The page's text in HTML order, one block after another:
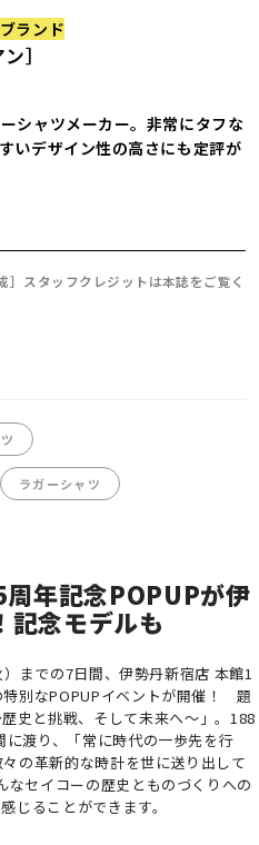
ランド
］
シャツメーカー。非常にタフな
いデザイン性の高さにも定評が
］スタッフクレジットは本誌をご覧く
ラガーシャツ
周年記念POPUPが伊
記念モデルも
までの7日間、伊勢丹新宿店 本館1
別なPOPUPイベントが開催！ 題
史と挑戦、そして未来へ～」。188
渡り、「常に時代の一歩先を行
の革新的な時計を世に送り出して
なセイコーの歴史とものづくりへの
じることができます。